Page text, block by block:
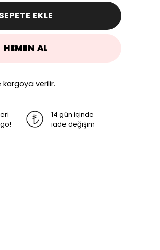
SEPETE EKLE
HEMEN AL
kargoya verilir.
14 gün içinde
iade değişim